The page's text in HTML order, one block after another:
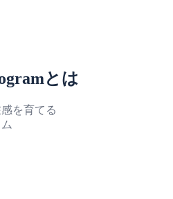
とは
を育てる